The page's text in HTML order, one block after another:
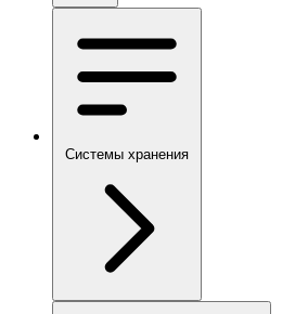
Системы хранения